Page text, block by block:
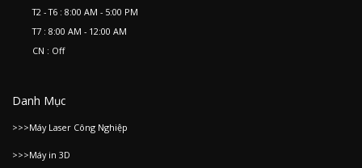
T2 - T6 : 8:00 AM - 5:00 PM
T7 : 8:00 AM - 12:00 AM
CN : Off
Danh Mục
>>>Máy Laser Công Nghiệp
>>>Máy in 3D